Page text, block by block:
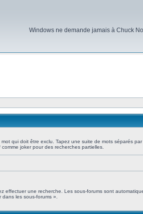
Windows ne demande jamais à Chuck
qui doit être exclu. Tapez une suite de mots séparés par
joker pour des recherches partielles.
effectuer une recherche. Les sous-forums sont
les sous-forums ».